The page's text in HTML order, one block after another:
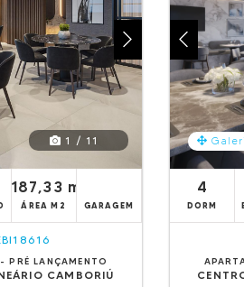
1 / 11
187,33 m²
ÁREA M2 GARAGEM
PRÉ LANÇAMENTO
CAMBORIÚ
4
DORM